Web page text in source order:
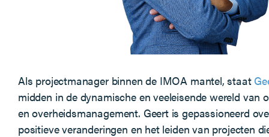
Als projectmanager binnen de IMOA mantel, staat
midden in de dynamische en veeleisende wereld van
en overheidsmanagement. Geert is gepassioneerd
positieve veranderingen en het leiden van projecten